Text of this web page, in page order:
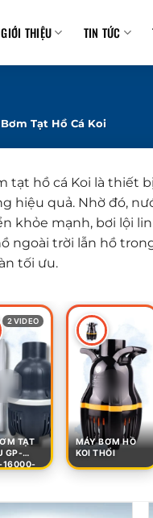
GIỚI THIỆU TIN TỨC
Tạt Hồ Cá Koi
tạt hồ cá Koi là thiết
hiệu quả. Nhờ đó,
khỏe mạnh, bơi lội
ngoài trời lẫn hồ
tối ưu.
2 VIDEO
TẠT
GP-
16000-
MÁY BƠM HỒ
KOI THỔI